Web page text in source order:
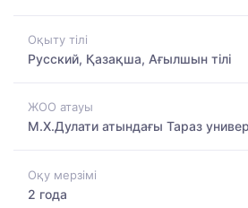
Оқыту тілі
Русский, Қазақша, Ағылшын тілі
ЖОО атауы
М.Х.Дулати атындағы Тараз
Оқу мерзімі
2 года